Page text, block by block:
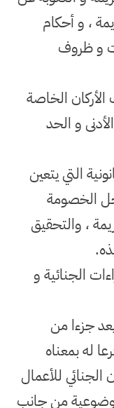
، و أحكام
و ظروف
الخاصة
و الحد
التي يتعين
الخصومة
، والتحقيق
.
الجنائية و
جزءا من
له بمعناه
الجنائي للأعمال
من جانب